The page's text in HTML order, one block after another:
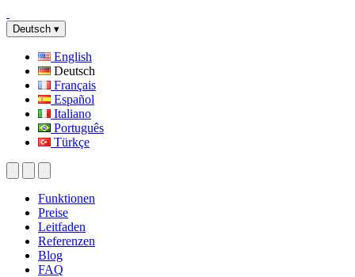
Deutsch ▾
English
Deutsch
Français
Español
Italiano
Português
Türkçe
Funktionen
Preise
Leitfaden
Referenzen
Blog
FAQ